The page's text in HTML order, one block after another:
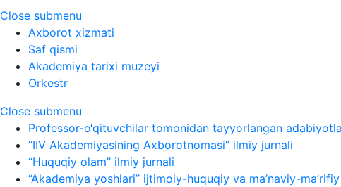
Close submenu
Axborot xizmati
Saf qismi
Akademiya tarixi muzeyi
Orkestr
Close submenu
Professor-o‘qituvchilar tomonidan tayyorlangan
“IIV Akademiyasining Axborotnomasi” ilmiy jurnali
“Huquqiy olam” ilmiy jurnali
“Akademiya yoshlari” ijtimoiy-huquqiy va ma’naviy-